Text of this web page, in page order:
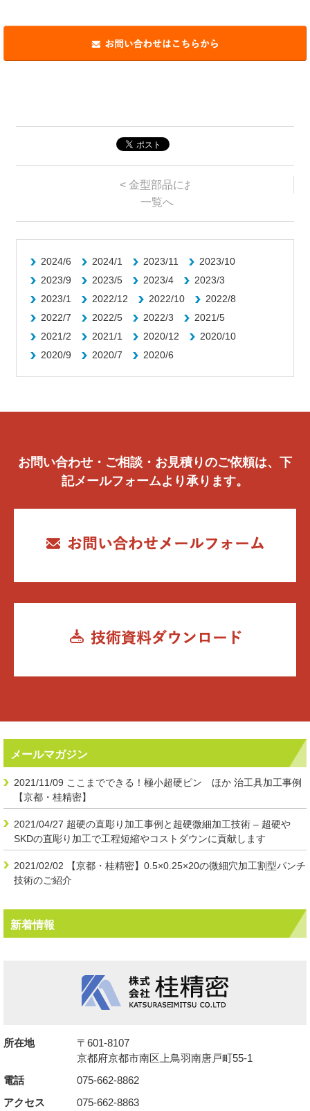
< 金型部品における精密加工のポイン
一覧へ
2024/6 2024/1 2023/11
2023/10
2023/9
2023/5 2023/4
2023/3
2023/1
2022/12 2022/10
2022/8
2022/7
2022/5 2022/3
2021/5
2021/2
2021/1 2020/12
2020/10
2020/9
2020/7 2020/6
お問い合わせ・ご相談・お見積りのご依頼は、下
記メールフォームより承ります。
メールマガジン
2021/11/09 ここまでできる！極小超硬ピン ほか 治工具加工事例
【京都・桂精密】
2021/04/27 超硬の直彫り加工事例と超硬微細加工技術 – 超硬や
SKDの直彫り加工で工程短縮やコストダウンに貢献します
2021/02/02
【京都・桂精密】0.5×0.25×20の微細穴加工割型パンチ
技術のご紹介
新着情報
所在地
〒601-8107
京都府京都市南区上鳥羽南唐戸町55-1
電話
075-662-8862
アクセス
075-662-8863